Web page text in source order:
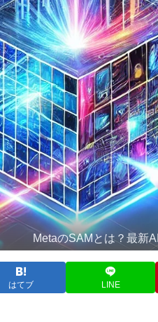
MetaのSAMとは？最新
はてブ LINE